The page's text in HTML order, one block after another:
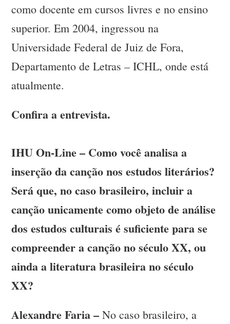
como docente em cursos livres e no ensino
superior. Em 2004, ingressou na
Universidade Federal de Juiz de Fora,
Departamento de Letras – ICHL, onde está
atualmente.
Confira a entrevista.
IHU On-Line – Como você analisa a
inserção da canção nos estudos literários?
Será que, no caso brasileiro, incluir a
canção unicamente como objeto de análise
dos estudos culturais é suficiente para se
compreender a canção no século XX, ou
ainda a literatura brasileira no século
XX?
Alexandre Faria –No caso brasileiro, a